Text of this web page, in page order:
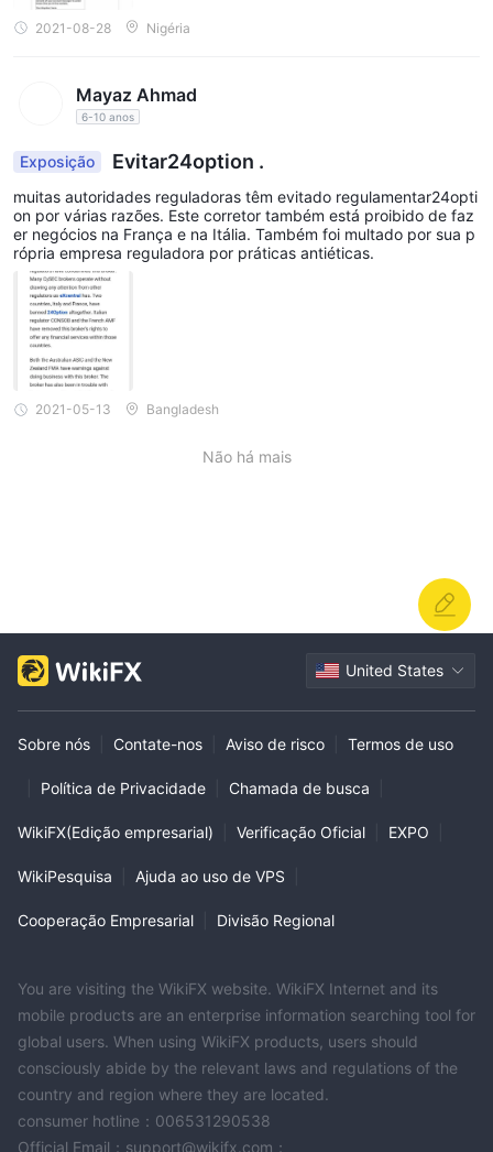
2021-08-28 Nigéria
Mayaz Ahmad
6-10 anos
Exposição Evitar24option .
muitas autoridades reguladoras têm evitado regulamentar24opti
on por várias razões. Este corretor também está proibido de faz
er negócios na França e na Itália. Também foi multado por sua p
rópria empresa reguladora por práticas antiéticas.
2021-05-13 Bangladesh
Não há mais
United States
Sobre nós Contate-nos Aviso de risco Termos de uso
Política de Privacidade Chamada de busca
WikiFX(Edição empresarial) Verificação Oficial EXPO
WikiPesquisa Ajuda ao uso de VPS
Cooperação Empresarial Divisão Regional
You are visiting the WikiFX website. WikiFX Internet and its
mobile products are an enterprise information searching tool for
global users. When using WikiFX products, users should
consciously abide by the relevant laws and regulations of the
country and region where they are located.
consumer hotline：006531290538
Official Email：support@wikifx.com；